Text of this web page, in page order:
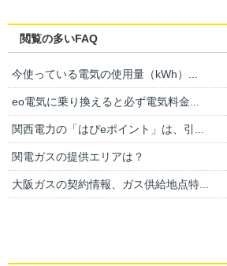
閲覧の多いFAQ
今使っている電気の使用量（kWh）...
eo電気に乗り換えると必ず電気料金...
関西電力の「はぴeポイント」は、引...
関電ガスの提供エリアは？
大阪ガスの契約情報、ガス供給地点特...